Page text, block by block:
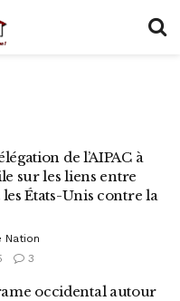
de l’AIPAC à
sur les liens entre
États-Unis contre la
Nation
3
occidental autour